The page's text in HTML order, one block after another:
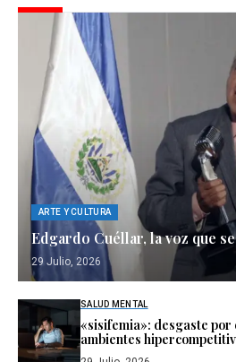
ARTE Y CULTURA
Edgardo Cuéllar, la voz que
29 Julio, 2026
SALUD MENTAL
«sisifemia»: desgaste por
ambientes